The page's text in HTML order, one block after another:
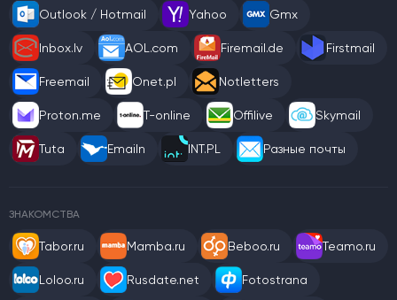
Outlook / Hotmail Yahoo Gmx
Inbox.lv AOL.com Firemail.de Firstmail
Freemail Onet.pl Notletters
Proton.me T-online Offilive Skymail
Tuta Emailn INT.PL Разные почты
ЗНАКОМСТВА
Tabor.ru Mamba.ru Beboo.ru Teamo.ru
Loloo.ru Rusdate.net Fotostrana